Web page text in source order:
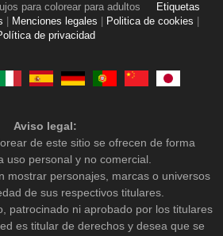
para colorear para adultos
Etiquetas
Menciones legales Politica de cookies
de privacidad
Aviso legal:
de este sitio se ofrecen de forma
uso personal y no comercial.
mostrar personajes, marcas o universos
de sus respectivos titulares.
patrocinado ni aprobado por los titulares
es titular de derechos y desea que se